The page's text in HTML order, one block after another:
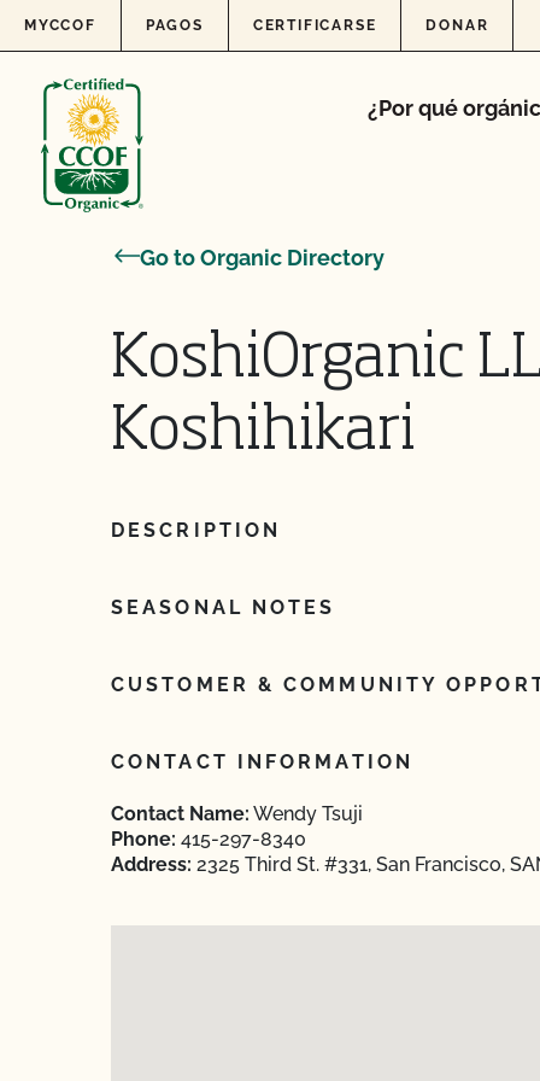
Skip to content
MYCCOF PAGOS CERTIFICARSE DONAR
¿Por qué
Go to Organic Directory
KoshiOrganic
Koshihikari
DESCRIPTION
SEASONAL NOTES
CUSTOMER & COMMUNITY
CONTACT INFORMATION
Contact Name: Wendy Tsuji
Phone: 415-297-8340
Address: 2325 Third St. #331, San Francisco,